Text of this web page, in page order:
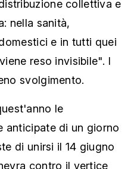
collettiva e
nella sanità,
e in tutti quei
reso invisibile". I
svolgimento.
le
anticipate di un giorno
di unirsi il 14 giugno
contro il vertice